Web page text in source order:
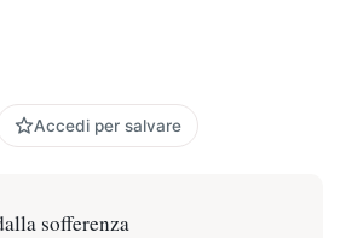
Accedi per salvare
sofferenza